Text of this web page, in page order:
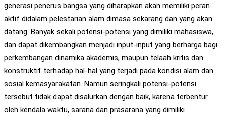
generasi penerus bangsa yang diharapkan akan memiliki peran
aktif didalam pelestarian alam dimasa sekarang dan yang akan
datang. Banyak sekali potensi-potensi yang dimiliki mahasiswa,
dan dapat dikembangkan menjadi input-input yang berharga bagi
perkembangan dinamika akademis, maupun telaah kritis dan
konstruktif terhadap hal-hal yang terjadi pada kondisi alam dan
sosial kemasyarakatan. Namun seringkali potensi-potensi
tersebut tidak dapat disalurkan dengan baik, karena terbentur
oleh kendala waktu, sarana dan prasarana yang dimiliki.